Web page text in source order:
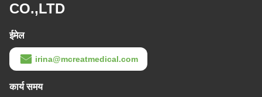
CO.,LTD
ईमेल
irina@mcreatmedical.com
कार्य समय